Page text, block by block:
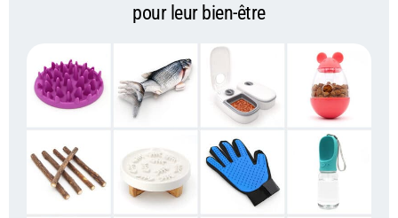
pour leur bien-être